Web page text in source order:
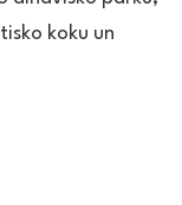
koku un